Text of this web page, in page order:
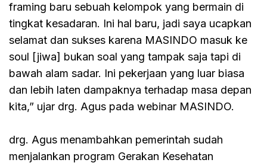
framing baru sebuah kelompok yang bermain di
tingkat kesadaran. Ini hal baru, jadi saya ucapkan
selamat dan sukses karena MASINDO masuk ke
soul [jiwa] bukan soal yang tampak saja tapi di
bawah alam sadar. Ini pekerjaan yang luar biasa
dan lebih laten dampaknya terhadap masa depan
kita,” ujar drg. Agus pada webinar MASINDO.
drg. Agus menambahkan pemerintah sudah
menjalankan program Gerakan Kesehatan